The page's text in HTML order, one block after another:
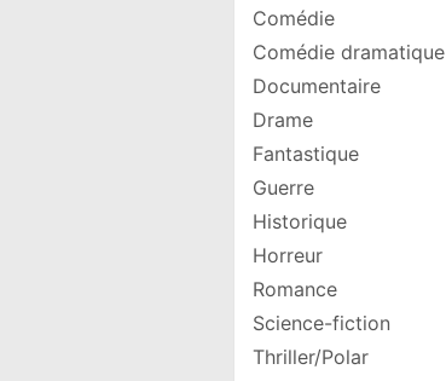
Comédie
Comédie dramatique
Documentaire
Drame
Fantastique
Guerre
Historique
Horreur
Romance
Science-fiction
Thriller/Polar